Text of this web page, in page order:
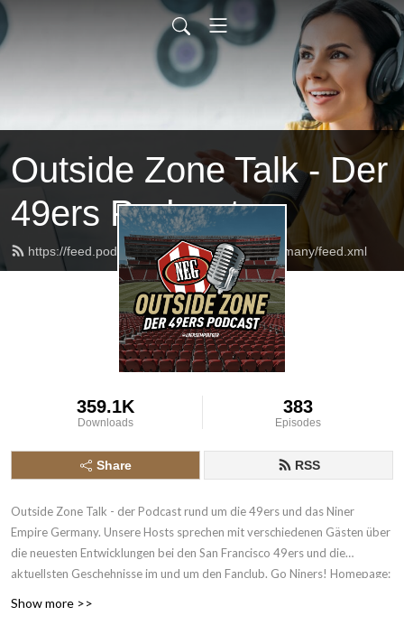
Outside Zone Talk - Der
49ers Podcast
https://feed.podbean.com/theninerempiregermany/feed.xml
359.1K
Downloads
383
Episodes
Share RSS
Outside Zone Talk - der Podcast rund um die 49ers und das Niner
Empire Germany. Unsere Hosts sprechen mit verschiedenen Gästen über
die neuesten Entwicklungen bei den San Francisco 49ers und die
aktuellsten Geschehnisse im und um den Fanclub. Go Niners! Homepage:
Show more >>